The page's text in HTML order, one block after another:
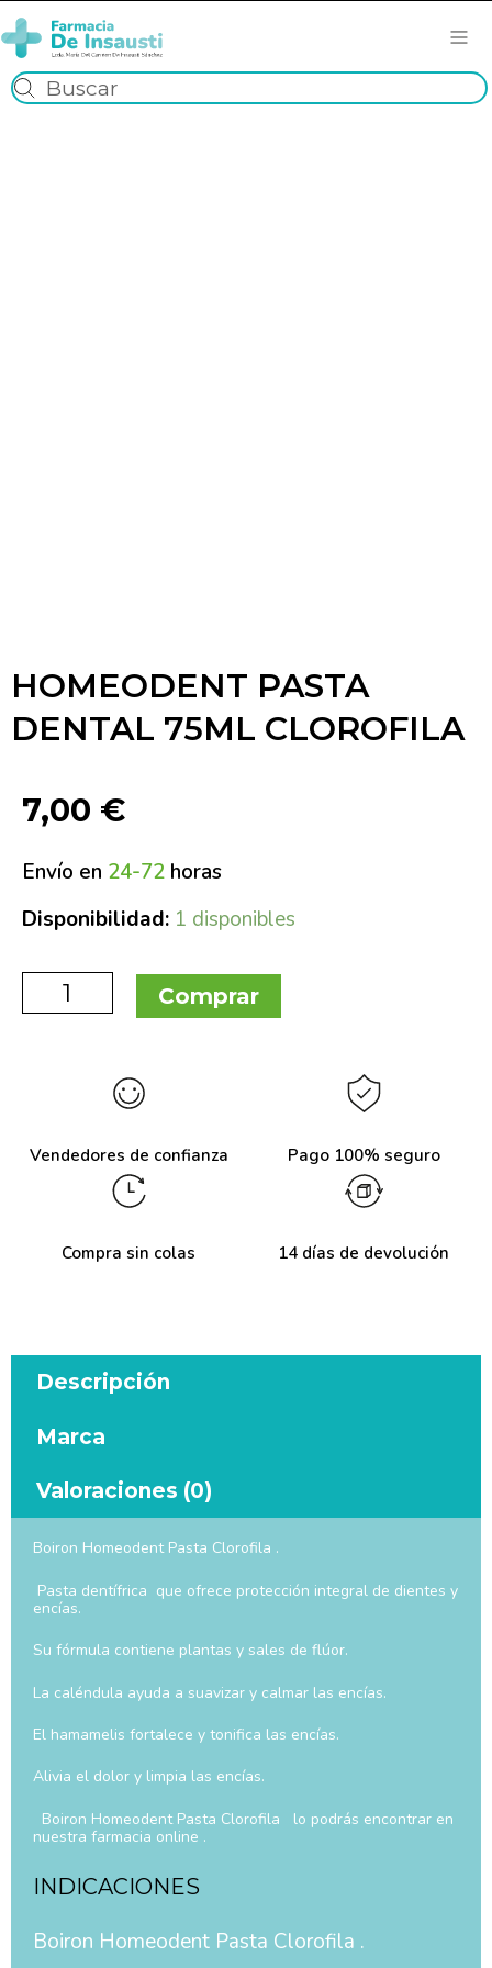
HOMEODENT PASTA
DENTAL 75ML CLOROFILA
7,00 €
Envío en 24-72 horas
Disponibilidad: 1 disponibles
Comprar
Vendedores de confianza Pago 100% seguro
Compra sin colas 14 días de devolución
Descripción
Marca
Valoraciones (0)
Boiron Homeodent Pasta Clorofila .
Pasta dentífrica que ofrece protección integral de dientes y
encías.
Su fórmula contiene plantas y sales de flúor.
La caléndula ayuda a suavizar y calmar las encías.
El hamamelis fortalece y tonifica las encías.
Alivia el dolor y limpia las encías.
Boiron Homeodent Pasta Clorofila lo podrás encontrar en
nuestra farmacia online .
INDICACIONES
Boiron Homeodent Pasta Clorofila .